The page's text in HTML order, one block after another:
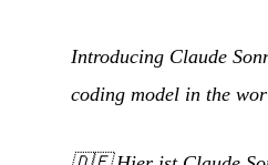
Introducing Claude
coding model in the